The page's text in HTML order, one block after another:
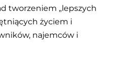
tworzeniem „lepszych
życiem i
najemców i